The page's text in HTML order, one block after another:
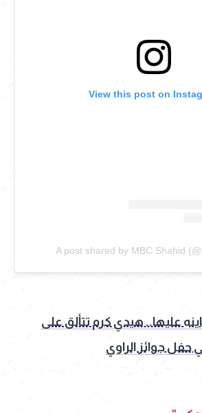
View this post on
A post shared by MBC Shahid
عليها.. هيدي كرم تتألق على
حفل جوائز الراوي